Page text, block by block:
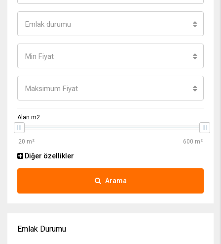
Emlak durumu
Min Fiyat
Maksimum Fiyat
Alan m2
Diğer özellikler
Arama
Emlak Durumu